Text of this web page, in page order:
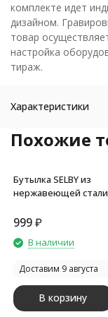
комплекте идет
дизайном.
товар
настройка
тираж.
Характеристики
Похожие
Бутылка SELBY из
нержавеющей стали
999₽
В наличии
Доставим 9 августа
В корзину